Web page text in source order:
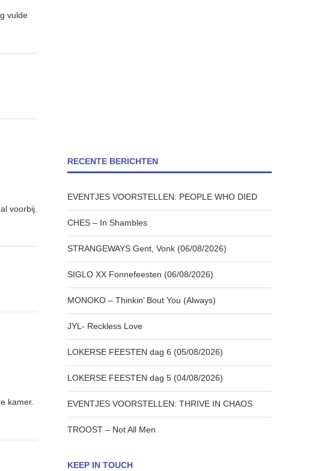
vulde
voorbij.
kamer.
RECENTE BERICHTEN
EVENTJES VOORSTELLEN: PEOPLE WHO DIED
CHES – In Shambles
STRANGEWAYS Gent, Vonk (06/08/2026)
SIGLO XX Fonnefeesten (06/08/2026)
MONOKO – Thinkin’ Bout You (Always)
JYL- Reckless Love
LOKERSE FEESTEN dag 6 (05/08/2026)
LOKERSE FEESTEN dag 5 (04/08/2026)
EVENTJES VOORSTELLEN: THRIVE IN CHAOS
TROOST – Not All Men
KEEP IN TOUCH